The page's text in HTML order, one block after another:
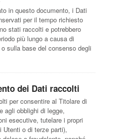
in questo documento, i Dati
per il tempo richiesto
stati raccolti e potrebbero
più lungo a causa di
sulla base del consenso degli
dei Dati raccolti
per consentire al Titolare di
agli obblighi di legge,
esecutive, tutelare i propri
Utenti o di terze parti),